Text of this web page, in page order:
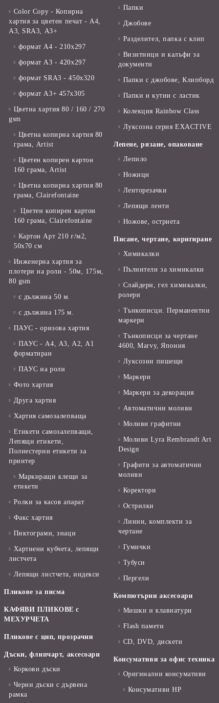
Color Copy - Копирна
хартия за цветен печат - А4,
А3, SRA3, А3+
формат А4 - 210x297
формат А3 - 420x297
формат SRA3 - 450x320
формат А3+ 457x305
Цветна хартия 80 / 160 / 270
gsm
Цветна копирна хартия 80
грама, Artist
Цветен копирен картон
160 грама, Artist
Цветна копирна хартия 80
грама, Clairefontaine
Цветен копирен картон
160 грама, Clairefontaine
Картон Арт 210 г/м2,
50х70 см
Инженерна хартия за
плотери на роли - 50м, 175м,
80 gsm
с дължина 50 м.
с дължина 175 м.
ПАУС - оризова хартия
ПАУС - А4, А3, А2, А1
форматиран
ПАУС на роли
Фото хартия
Друга хартия
Хартия самозалепваща
Етикети самозалепващи,
Лепящи етикети,
Полиестерни етикети за
принтер
Маркиращи клещи за
етикети
Ролки за касов апарат
Факс хартия
Пиктограми, знаци
Хартиени кубчета, лепящи
листчета
Лепящи листчета, индекси
Пликове за писма
КАФЯВИ ПЛИКОВЕ с
МЕХУРЧЕТА
Пликове с цип, прозрачни
Дъски, флипчарт, аксесоари
Коркови дъски
Черни дъски с дървена
рамка
Папки
Джобове
Разделител, папка с клип
Визитници и калъфи за
документи
Папки с джобове, Клипборд
Папки и кутии с ластик
Колекция Rainbow Class
Луксозна серия EXACTIVE
Лепене, рязане, опаковане
Лепило
Ножици
Ленторезачки
Лепящи ленти
Ножове, остриета
Писане, чертане, коригиране
Химикалки
Пълнители за химикалки
Слайдери, гел химикалки,
ролери
Тънкописци. Перманентни
маркери
Тънкописци за чертане
4600, Marvy, Япония
Луксозни пишещи
Маркери
Маркери за декорация
Автоматични моливи
Моливи графитни
Моливи Lyra Rembrandt Art
Design
Графити за автоматични
моливи
Коректори
Острилки
Линии, комплекти за
чертане
Гумички
Тубуси
Пергели
Компютърни аксесоари
Мишки и клавиатури
Flash памети
CD, DVD, дискети
Консумативи за офис техника
Оригинални консумативи
Консумативи HP